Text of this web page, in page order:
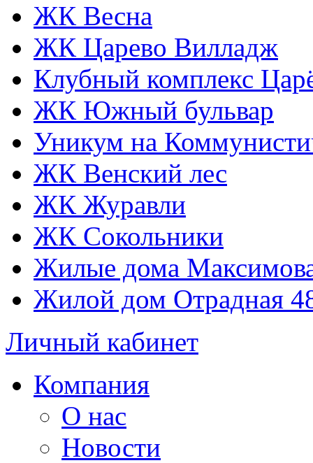
ЖК Весна
ЖК Царево Вилладж
Клубный комплекс
ЖК Южный бульвар
Уникум на
ЖК Венский лес
ЖК Журавли
ЖК Сокольники
Жилые дома
Жилой дом Отрадная
Личный кабинет
Компания
О нас
Новости